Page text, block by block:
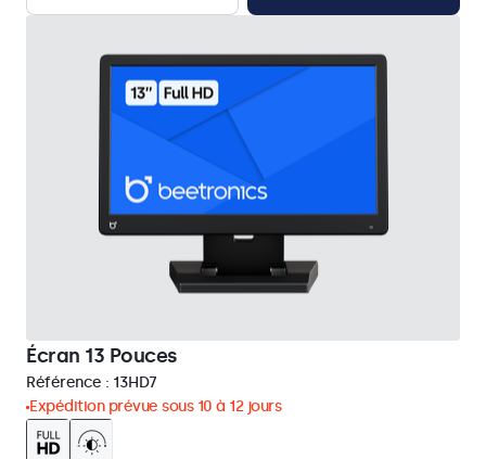
Écran 13 Pouces
Référence : 13HD7
Expédition prévue sous 10 à 12 jours